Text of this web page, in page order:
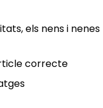
els nens i nenes
correcte